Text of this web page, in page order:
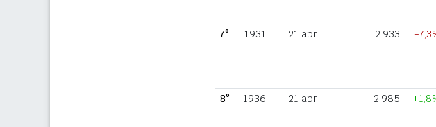
7°
1931 21 apr 2.933 -
8°
1936 21 apr 2.985